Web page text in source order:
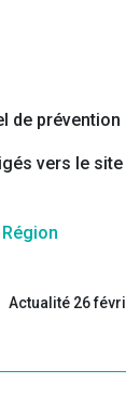
de prévention
vers le site
Région
Actualité 26